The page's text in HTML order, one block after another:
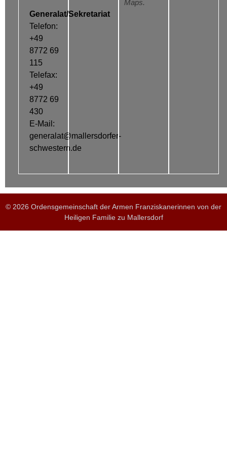
Generalat/Sekretariat
Telefon:
+49
8772 69
115
Telefax:
+49
8772 69
430
E-Mail:
generalat@mallersdorfer-
schwestern.de
Maps.
© 2026 Ordensgemeinschaft der Armen Franziskanerinnen von der
Heiligen Familie zu Mallersdorf